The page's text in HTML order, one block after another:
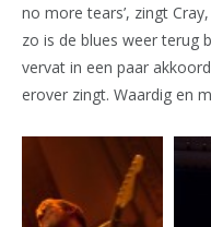
no more tears’, zingt
zo is de blues weer terug
vervat in een paar
erover zingt. Waardig en